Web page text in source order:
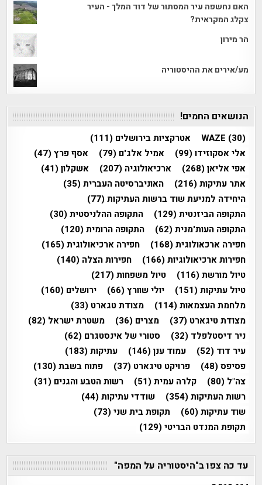
האם נחשפה עיר המסתור של דוד המלך - העיר
צקלג המקראית?
הר מירון
מע/אירים את ההיסטוריה
הנושאים החמים!
WAZE (30) אטרקציות בירושלים (111)
אלי אסקוזידו(99) אמיל אלג'ם (79) אסף פרץ(47)
אפי אליאן(268) ארכיאולוגיה (207) אשקלון(41)
אתר עתיקות(216) האוניברסיטה העברית(35)
היחידה למניעת שוד ברשות העתיקות(77)
התקופה הביזנטית(129) התקופה ההלניסטית(30)
התקופה העות'מנית(62) התקופה הרומית(120)
חפירה ארכאולוגית(168) חפירה ארכיאולוגית(165)
חפירות ארכיאולוגיות(166) חפירות הצלה (140)
טיול מורשת(116) טיול משפחות(217)
טיול עתיקות(151) יולי שוורץ(66) ירושלים (160)
מלחמת העצמאות(114) מצודת טגארט (33)
מצודת טיגארט (37) מצרים (36) משטרת ישראל (82)
ניר דיסטלפלד (32) סטורי של אינסטגרם (62)
עיר דוד (52) עמוד ענן(146) עתיקות(183)
פסיפס(48) פרויקט טיגארט (37) פתוח בשבת(130)
צה"ל (80) קלרה עמית(51) רשות הטבע והגנים (31)
רשות העתיקות(354) שודדי עתיקות(44)
שוד עתיקות(60) תקופת בית שני(73)
תקופת המנדט הבריטי(129)
עד כה צפו ב"היסטוריה על המפה"